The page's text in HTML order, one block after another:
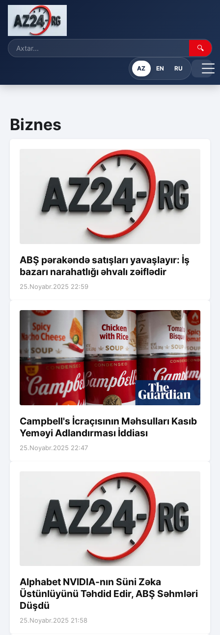
🔍
AZ EN RU
Biznes
ABŞ pərakəndə satışları yavaşlayır: İş
bazarı narahatlığı əhvalı zəiflədir
25.Noyabr.2025 22:59
Campbell's İcraçısının Məhsulları Kasıb
Yeməyi Adlandırması İddiası
25.Noyabr.2025 22:47
Alphabet NVIDIA-nın Süni Zəka
Üstünlüyünü Təhdid Edir, ABŞ Səhmləri
Düşdü
25.Noyabr.2025 21:58